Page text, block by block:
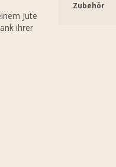
Jute
ihrer
Zubehör